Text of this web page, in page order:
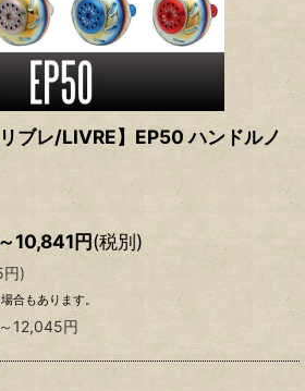
ブレ/LIVRE】EP50 ハンドルノ
～10,841円(税別)
円)
合もあります。
～12,045円